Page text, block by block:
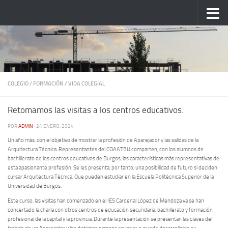
COLEGIO/ FORMACIÓN / VIDA COLEGIAL
Retomamos las visitas a los centros educativos.
PORADMIN · 24 ENERO, 2024
Un año más, con el objetivo de mostrar la profesión de Aparejador y las salidas de la
Arquitectura Técnica. Representantes del COAATBU comparten, con los alumnos de
bachillerato de los centros educativos de Burgos, las características más representativas de
esta apasionante profesión. Se les presenta, por tanto, una posibilidad de futuro si deciden
cursar Arquitectura Técnica. Que pueden estudiar en la Escuela Politécnica Superior de la
Universidad de Burgos.
Este curso, las visitas han comenzado en el IES Cardenal López de Mendoza ya se han
concertado la charla con otros centros de educación secundaria, bachillerato y formación
profesional de la capital y la provincia. Durante la presentación se presentan las claves del